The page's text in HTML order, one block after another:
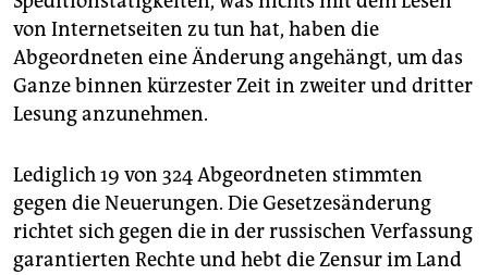
von Internetseiten zu tun hat, haben die
Abgeordneten eine Änderung angehängt, um das
Ganze binnen kürzester Zeit in zweiter und dritter
Lesung anzunehmen.
Lediglich 19 von 324 Abgeordneten stimmten
gegen die Neuerungen. Die Gesetzesänderung
richtet sich gegen die in der russischen Verfassung
garantierten Rechte und hebt die Zensur im Land